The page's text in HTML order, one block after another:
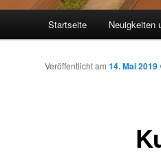
Startseite Neuigkeiten
Veröffentlicht am 14. Mai 2019